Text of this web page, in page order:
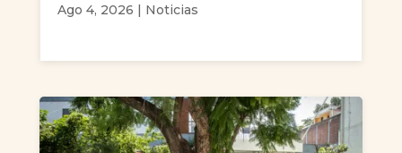
Ago 4, 2026 | Noticias